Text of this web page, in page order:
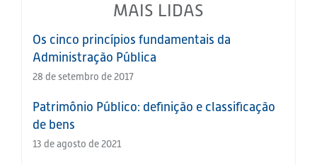
MAIS LIDAS
Os cinco princípios fundamentais da
Administração Pública
28 de setembro de 2017
Patrimônio Público: definição e classificação
de bens
13 de agosto de 2021